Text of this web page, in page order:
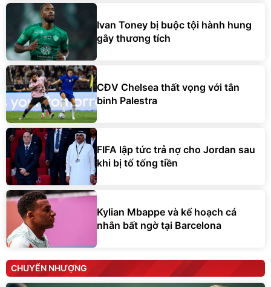
Ivan Toney bị buộc tội hành hung
gây thương tích
CĐV Chelsea thất vọng với tân
binh Palestra
FIFA lập tức trả nợ cho Jordan sau
khi bị tố tống tiền
Kylian Mbappe và kế hoạch cá
nhân bất ngờ tại Barcelona
CHUYỂN NHƯỢNG